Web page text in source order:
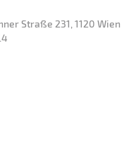
Straße 231, 1120 Wien